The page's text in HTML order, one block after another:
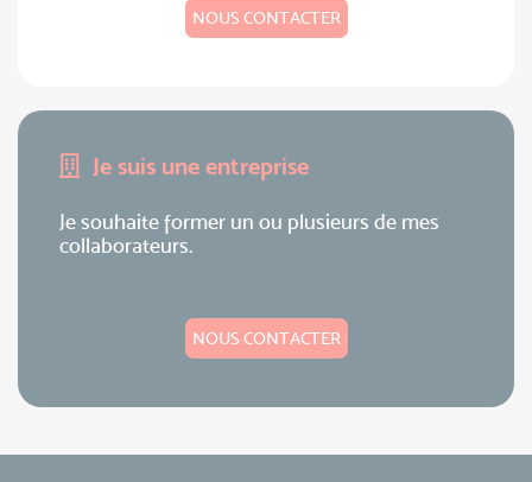
NOUS CONTACTER
Je suis une entreprise
Je souhaite former un ou plusieurs de mes
collaborateurs.
NOUS CONTACTER